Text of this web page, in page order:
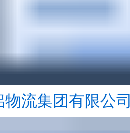
物流集团有限公